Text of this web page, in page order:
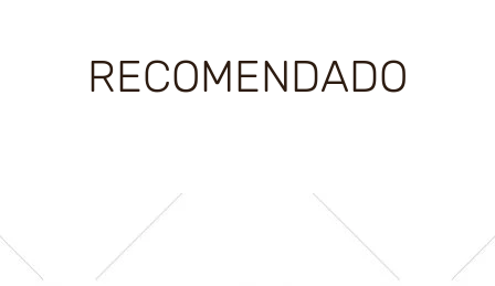
RECOMENDADO